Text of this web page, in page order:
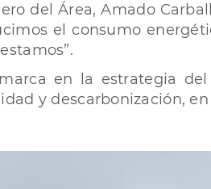
del Área, Amado
el consumo
en la estrategia
y descarbonización,